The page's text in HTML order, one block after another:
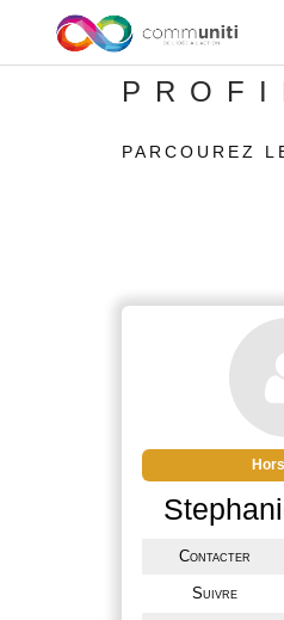
PARCOUREZ
Contacter
Suivre